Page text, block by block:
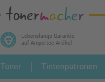
Lebenslange Garantie
auf Ampertec Artikel
In 3 einfachen Schritten ihr
und alle dazu passenden
Toner Tintenpatronen